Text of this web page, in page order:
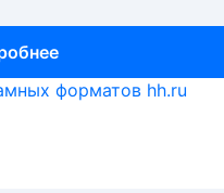
форматов hh.ru